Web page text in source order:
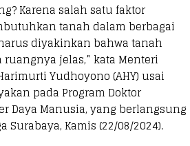
Karena salah satu faktor
tanah dalam berbagai
diyakinkan bahwa tanah
jelas,” kata Menteri
Yudhoyono (AHY) usai
pada Program Doktor
Daya Manusia, yang berlangsung
Kamis (22/08/2024).